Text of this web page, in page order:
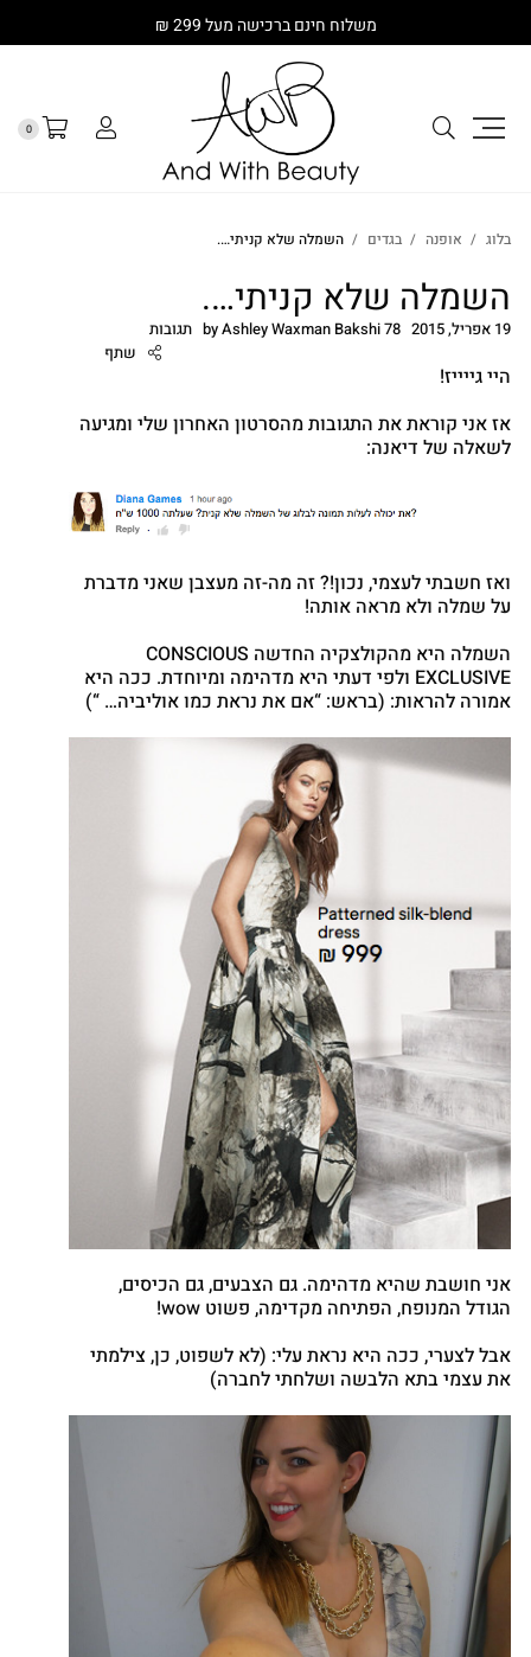
משלוח חינם ברכישה מעל 299 ₪
0
בלוג אופנה בגדים השמלה שלא קניתי….
השמלה שלא קניתי….
19 אפריל, 2015 byAshley Waxman Bakshi78 תגובות
שתף
היי גייייז!
אז אני קוראת את התגובותמהסרטון האחרון שלי ומגיעה
לשאלה של דיאנה:
ואז חשבתי לעצמי, נכון!? זה מה-זה מעצבן שאני מדברת
על שמלה ולא מראה אותה!
השמלה היא מהקולצקיה החדשה CONSCIOUS
EXCLUSIVE ולפי דעתי היא מדהימה ומיוחדת. ככה היא
אמורה להראות: (בראש: “אם את נראת כמו אוליביה… “)
אני חושבת שהיא מדהימה. גם הצבעים, גם הכיסים,
הגודל המנופח, הפתיחה מקדימה, פשוט wow!
אבל לצערי, ככה היא נראת עלי: (לא לשפוט, כן, צילמתי
את עצמי בתא הלבשה ושלחתי לחברה)